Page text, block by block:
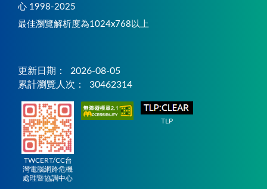
心 1998-2025
最佳瀏覽解析度為1024x768以上
更新日期：
2026-08-05
累計瀏覽人次：
30462314
TWCERT/CC台
灣電腦網路危機
處理暨協調中心
TLP